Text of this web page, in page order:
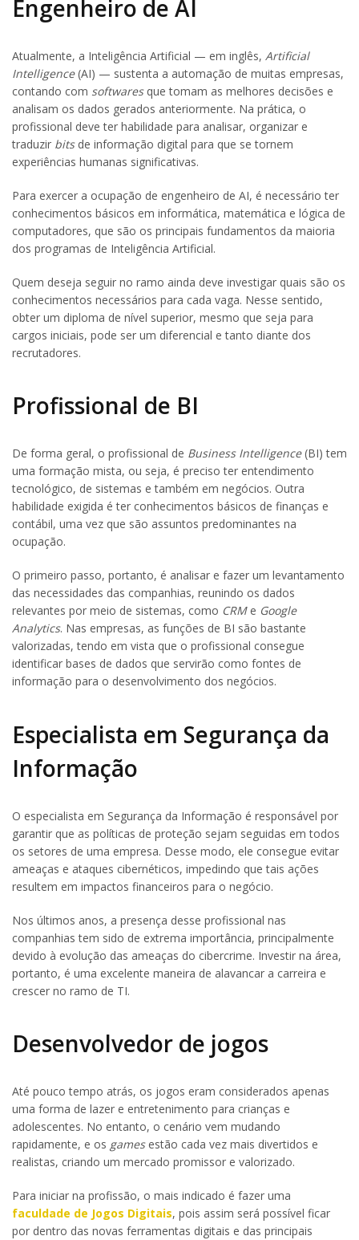
Engenheiro de AI
Atualmente, a Inteligência Artificial — em inglês, Artificial
Intelligence(AI) — sustenta a automação de muitas empresas,
contando com softwaresque tomam as melhores decisões e
analisam os dados gerados anteriormente. Na prática, o
profissional deve ter habilidade para analisar, organizar e
traduzir bitsde informação digital para que se tornem
experiências humanas significativas.
Para exercer a ocupação de engenheiro de AI, é necessário ter
conhecimentos básicos em informática, matemática e lógica de
computadores, que são os principais fundamentos da maioria
dos programas de Inteligência Artificial.
Quem deseja seguir no ramo ainda deve investigar quais são os
conhecimentos necessários para cada vaga. Nesse sentido,
obter um diploma de nível superior, mesmo que seja para
cargos iniciais, pode ser um diferencial e tanto diante dos
recrutadores.
Profissional de BI
De forma geral, o profissional de Business Intelligence(BI) tem
uma formação mista, ou seja, é preciso ter entendimento
tecnológico, de sistemas e também em negócios. Outra
habilidade exigida é ter conhecimentos básicos de finanças e
contábil, uma vez que são assuntos predominantes na
ocupação.
O primeiro passo, portanto, é analisar e fazer um levantamento
das necessidades das companhias, reunindo os dados
relevantes por meio de sistemas, como CRMe Google
Analytics. Nas empresas, as funções de BI são bastante
valorizadas, tendo em vista que o profissional consegue
identificar bases de dados que servirão como fontes de
informação para o desenvolvimento dos negócios.
Especialista em Segurança da
Informação
O especialista em Segurança da Informação é responsável por
garantir que as políticas de proteção sejam seguidas em todos
os setores de uma empresa. Desse modo, ele consegue evitar
ameaças e ataques cibernéticos, impedindo que tais ações
resultem em impactos financeiros para o negócio.
Nos últimos anos, a presença desse profissional nas
companhias tem sido de extrema importância, principalmente
devido à evolução das ameaças do cibercrime. Investir na área,
portanto, é uma excelente maneira de alavancar a carreira e
crescer no ramo de TI.
Desenvolvedor de jogos
Até pouco tempo atrás, os jogos eram considerados apenas
uma forma de lazer e entretenimento para crianças e
adolescentes. No entanto, o cenário vem mudando
rapidamente, e os gamesestão cada vez mais divertidos e
realistas, criando um mercado promissor e valorizado.
Para iniciar na profissão, o mais indicado é fazer uma
faculdade de Jogos Digitais, pois assim será possível ficar
por dentro das novas ferramentas digitais e das principais